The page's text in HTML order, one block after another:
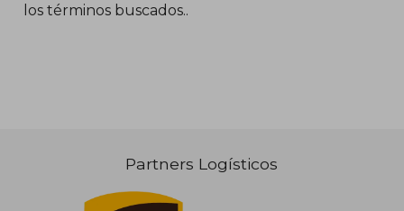
29,68 €
los términos buscados..
Partners Logísticos